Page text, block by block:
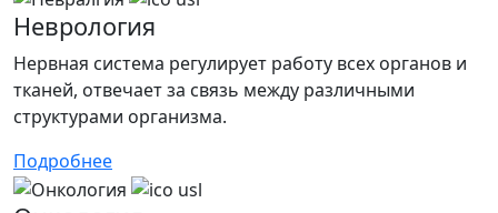
Неврология
Нервная система регулирует работу всех органов и
тканей, отвечает за связь между различными
структурами организма.
Подробнее